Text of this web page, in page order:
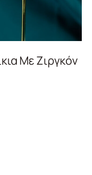
Με Ζιργκόν